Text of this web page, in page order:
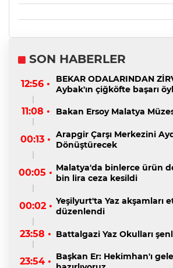
SON HABERLER
12:56 •
BEKAR ODALARINDAN
Aybak'ın çiğköfte başarı
11:08 • Bakan Ersoy Malatya
00:13 • Arapgir Çarşı Merkezini
Dönüştürecek
00:05 • Malatya'da binlerce ürün
bin lira ceza kesildi
00:02 • Yeşilyurt'ta Yaz akşamları
düzenlendi
23:58 • Battalgazi Yaz Okulları
23:54 • Başkan Er: Hekimhan'ı